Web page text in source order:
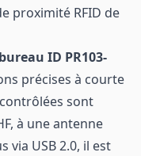
proximité RFID de
ID PR103-
précises à courte
sont
à une antenne
via USB 2.0, il est